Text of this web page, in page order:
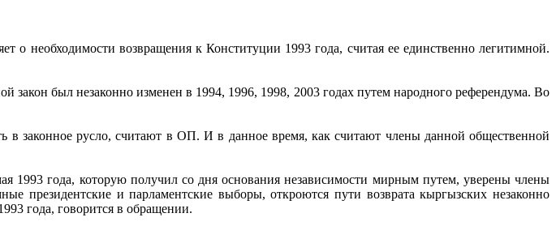
необходимости возвращения к Конституции 1993 года, считая ее единственно легитимной.
был незаконно изменен в 1994, 1996, 1998, 2003 годах путем народного референдума. Во
законное русло, считают в ОП. И в данное время, как считают члены данной общественной
1993 года, которую получил со дня основания независимости мирным путем, уверены члены
президентские и парламентские выборы, откроются пути возврата кыргызских незаконно
года, говорится в обращении.